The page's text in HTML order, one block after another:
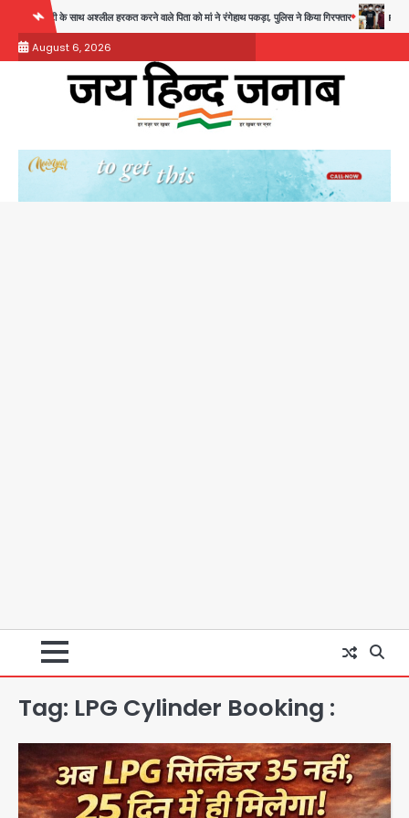
content
करने वाले पिता को मां ने रंगेहाथ पकड़ा, पुलिस ने किया गिरफ्तार Rapido Driver Mobile
August 6, 2026
Tag: LPG Cylinder Booking :
Minor daughter abuse case in